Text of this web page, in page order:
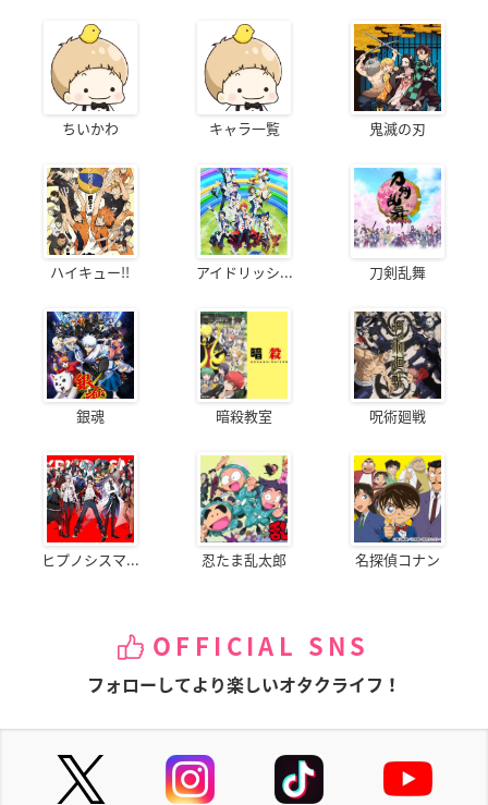
ちいかわ キャラ一覧 鬼滅の刃
ハイキュー!! アイドリッシ... 刀剣乱舞
銀魂 暗殺教室 呪術廻戦
ヒプノシスマ... 忍たま乱太郎 名探偵コナン
OFFICIAL SNS
フォローしてより楽しいオタクライフ！